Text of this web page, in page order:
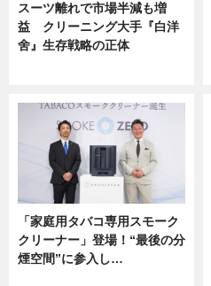
スーツ離れで市場半減も増
益 クリーニング大手『白洋
舍』生存戦略の正体
「家庭用タバコ専用スモーク
クリーナー」登場！“最後の分
煙空間”に参入し…